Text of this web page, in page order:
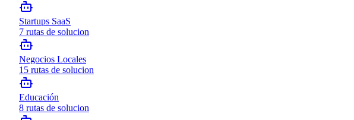
Startups SaaS
7 rutas de solucion
Negocios Locales
15 rutas de solucion
Educación
8 rutas de solucion